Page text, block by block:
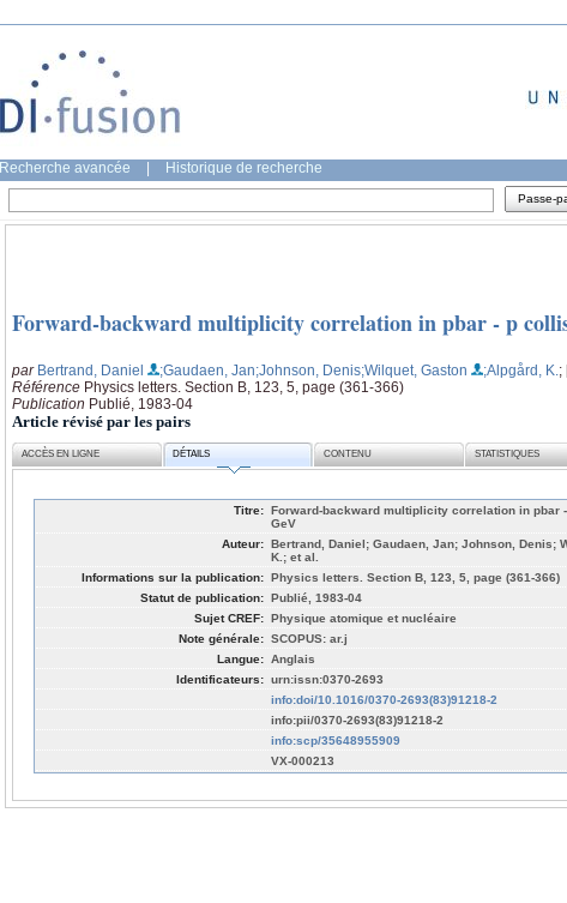
Recherche avancée Historique de recherche
Passe-
Forward-backward multiplicity correlation in pbar - p
par Bertrand, Daniel ;Gaudaen, Jan;Johnson, Denis;Wilquet, Gaston ;Alpgård, K. ;
Référence Physics letters. Section B, 123, 5, page (361-366)
Publication Publié, 1983-04
Article révisé par les pairs
ACCÈS EN LIGNE DÉTAILS CONTENU STATISTIQUES
Titre: Forward-backward multiplicity correlation in pbar
GeV
Auteur: Bertrand, Daniel; Gaudaen, Jan; Johnson, Denis;
K.; et al.
Informations sur la publication: Physics letters. Section B, 123, 5, page (361-366)
Statut de publication: Publié, 1983-04
Sujet CREF: Physique atomique et nucléaire
Note générale: SCOPUS: ar.j
Langue: Anglais
Identificateurs: urn:issn:0370-2693
info:doi/10.1016/0370-2693(83)91218-2
info:pii/0370-2693(83)91218-2
info:scp/35648955909
VX-000213